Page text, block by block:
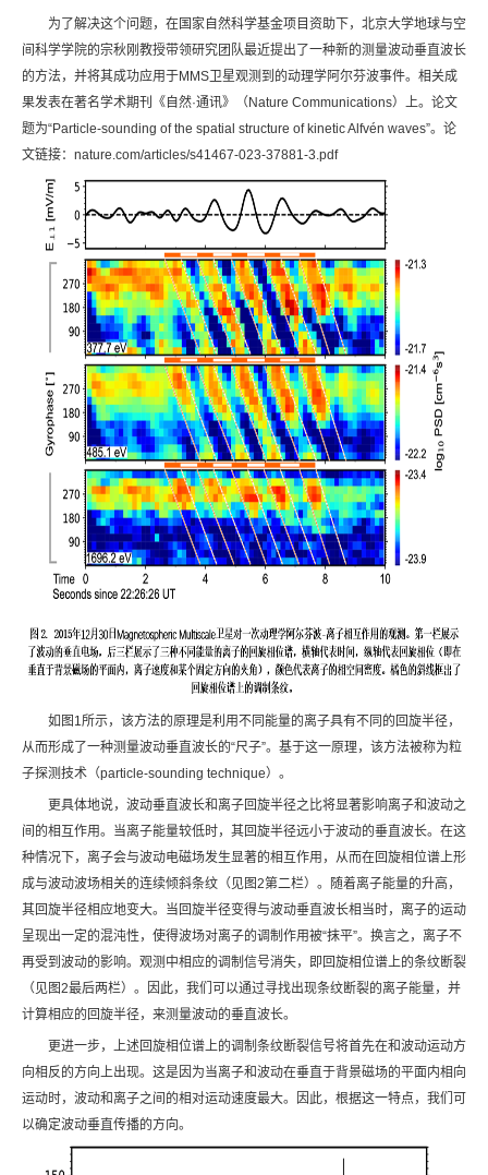
为了解决这个问题，在国家自然科学基金项目资助下，北京大学地球与空
间科学学院的宗秋刚教授带领研究团队最近提出了一种新的测量波动垂直波长
的方法，并将其成功应用于MMS卫星观测到的动理学阿尔芬波事件。相关成
果发表在著名学术期刊《自然·通讯》（Nature Communications）上。论文
题为“Particle-sounding of the spatial structure of kinetic Alfvén waves”。论
文链接：nature.com/articles/s41467-023-37881-3.pdf
如图1所示，该方法的原理是利用不同能量的离子具有不同的回旋半径，
从而形成了一种测量波动垂直波长的“尺子”。基于这一原理，该方法被称为粒
子探测技术（particle-sounding technique）。
更具体地说，波动垂直波长和离子回旋半径之比将显著影响离子和波动之
间的相互作用。当离子能量较低时，其回旋半径远小于波动的垂直波长。在这
种情况下，离子会与波动电磁场发生显著的相互作用，从而在回旋相位谱上形
成与波动波场相关的连续倾斜条纹（见图2第二栏）。随着离子能量的升高，
其回旋半径相应地变大。当回旋半径变得与波动垂直波长相当时，离子的运动
呈现出一定的混沌性，使得波场对离子的调制作用被“抹平”。换言之，离子不
再受到波动的影响。观测中相应的调制信号消失，即回旋相位谱上的条纹断裂
（见图2最后两栏）。因此，我们可以通过寻找出现条纹断裂的离子能量，并
计算相应的回旋半径，来测量波动的垂直波长。
更进一步，上述回旋相位谱上的调制条纹断裂信号将首先在和波动运动方
向相反的方向上出现。这是因为当离子和波动在垂直于背景磁场的平面内相向
运动时，波动和离子之间的相对运动速度最大。因此，根据这一特点，我们可
以确定波动垂直传播的方向。